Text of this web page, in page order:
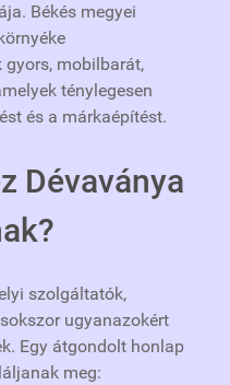
Békés megyei
mobilbarát,
ténylegesen
és a márkaépítést.
Dévaványa
szolgáltatók,
ugyanazokért
Egy átgondolt honlap
meg: